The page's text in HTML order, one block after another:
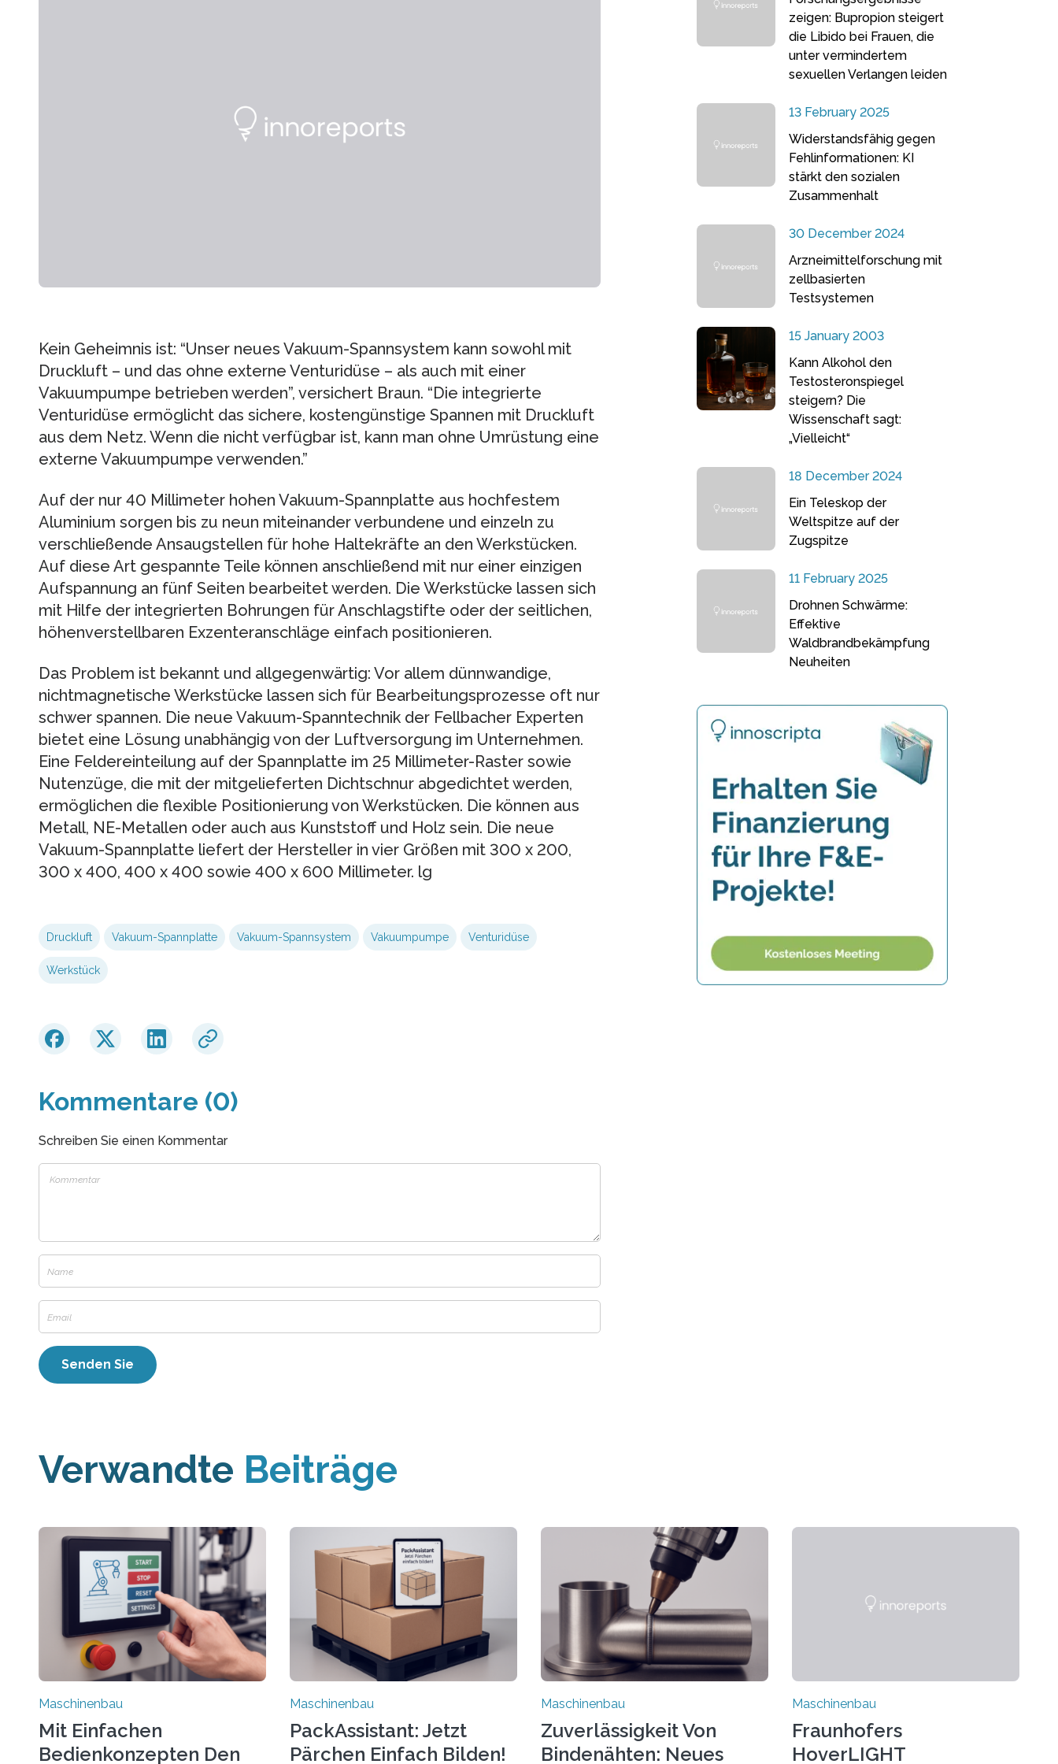
Kein Geheimnis ist: “Unser neues Vakuum-Spannsystem kann sowohl mit
Druckluft – und das ohne externe Venturidüse – als auch mit einer
Vakuumpumpe betrieben werden”, versichert Braun. “Die integrierte
Venturidüse ermöglicht das sichere, kostengünstige Spannen mit Druckluft
aus dem Netz. Wenn die nicht verfügbar ist, kann man ohne Umrüstung eine
externe Vakuumpumpe verwenden.”
Auf der nur 40 Millimeter hohen Vakuum-Spannplatte aus hochfestem
Aluminium sorgen bis zu neun miteinander verbundene und einzeln zu
verschließende Ansaugstellen für hohe Haltekräfte an den Werkstücken.
Auf diese Art gespannte Teile können anschließend mit nur einer einzigen
Aufspannung an fünf Seiten bearbeitet werden. Die Werkstücke lassen sich
mit Hilfe der integrierten Bohrungen für Anschlagstifte oder der seitlichen,
höhenverstellbaren Exzenteranschläge einfach positionieren.
Das Problem ist bekannt und allgegenwärtig: Vor allem dünnwandige,
nichtmagnetische Werkstücke lassen sich für Bearbeitungsprozesse oft nur
schwer spannen. Die neue Vakuum-Spanntechnik der Fellbacher Experten
bietet eine Lösung unabhängig von der Luftversorgung im Unternehmen.
Eine Feldereinteilung auf der Spannplatte im 25 Millimeter-Raster sowie
Nutenzüge, die mit der mitgelieferten Dichtschnur abgedichtet werden,
ermöglichen die flexible Positionierung von Werkstücken. Die können aus
Metall, NE-Metallen oder auch aus Kunststoff und Holz sein. Die neue
Vakuum-Spannplatte liefert der Hersteller in vier Größen mit 300 x 200,
300 x 400, 400 x 400 sowie 400 x 600 Millimeter. lg
Druckluft Vakuum-Spannplatte Vakuum-Spannsystem Vakuumpumpe Venturidüse
Werkstück
Kommentare (0)
Schreiben Sie einen Kommentar
zeigen: Bupropion steigert
die Libido bei Frauen, die
unter vermindertem
sexuellen Verlangen leiden
13 February 2025
Widerstandsfähig gegen
Fehlinformationen: KI
stärkt den sozialen
Zusammenhalt
30 December 2024
Arzneimittelforschung mit
zellbasierten
Testsystemen
15 January 2003
Kann Alkohol den
Testosteronspiegel
steigern? Die
Wissenschaft sagt:
„Vielleicht“
18 December 2024
Ein Teleskop der
Weltspitze auf der
Zugspitze
11 February 2025
Drohnen Schwärme:
Effektive
Waldbrandbekämpfung
Neuheiten
Verwandte Beiträge
Maschinenbau
Mit Einfachen
Bedienkonzepten Den
Maschinenbau
PackAssistant: Jetzt
Pärchen Einfach Bilden!
Maschinenbau
Zuverlässigkeit Von
Bindenähten: Neues
Maschinenbau
Fraunhofers
HoverLIGHT